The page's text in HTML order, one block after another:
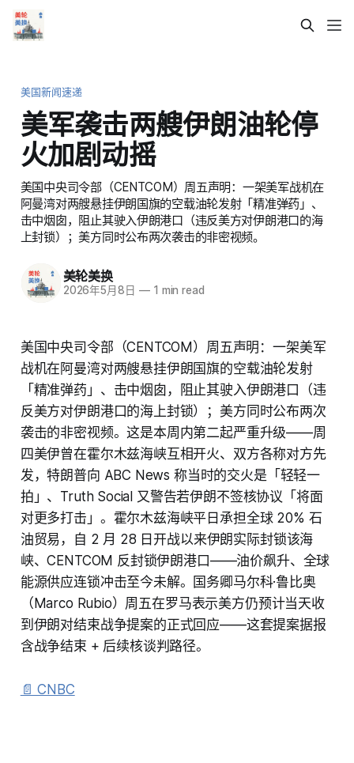
美国新闻速递
美军袭击两艘伊朗油轮停
火加剧动摇
美国中央司令部（CENTCOM）周五声明：一架美军战机在
阿曼湾对两艘悬挂伊朗国旗的空载油轮发射「精准弹药」、
击中烟囱，阻止其驶入伊朗港口（违反美方对伊朗港口的海
上封锁）；美方同时公布两次袭击的非密视频。
美轮美换
2026年5月8日 —1 min read
美国中央司令部（CENTCOM）周五声明：一架美军
战机在阿曼湾对两艘悬挂伊朗国旗的空载油轮发射
「精准弹药」、击中烟囱，阻止其驶入伊朗港口（违
反美方对伊朗港口的海上封锁）；美方同时公布两次
袭击的非密视频。这是本周内第二起严重升级——周
四美伊曾在霍尔木兹海峡互相开火、双方各称对方先
发，特朗普向 ABC News 称当时的交火是「轻轻一
拍」、Truth Social 又警告若伊朗不签核协议「将面
对更多打击」。霍尔木兹海峡平日承担全球 20% 石
油贸易，自 2 月 28 日开战以来伊朗实际封锁该海
峡、CENTCOM 反封锁伊朗港口——油价飙升、全球
能源供应连锁冲击至今未解。国务卿马尔科·鲁比奥
（Marco Rubio）周五在罗马表示美方仍预计当天收
到伊朗对结束战争提案的正式回应——这套提案据报
含战争结束 + 后续核谈判路径。
📄 CNBC